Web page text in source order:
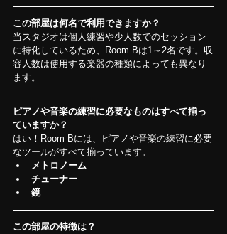
この部屋は何名で利用できますか？
当スタジオは個人練習や少人数でのセッション
に特化しているため、Room Bは1～2名です。収
容人数は使用する楽器の種類によっても異なり
ます。
ピアノや音楽の練習に必要なものはすべて揃っ
ていますか？
はい！Room Bには、ピアノや音楽の練習に必要
なツールがすべて揃っています。
メトロノーム
チューナー
鏡
この部屋の特徴は？